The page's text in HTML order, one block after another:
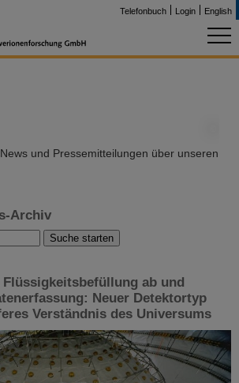
Telefonbuch Login English
und Pressemitteilungen über unseren
Archiv
ab und
Neuer Detektortyp
Verständnis des Universums